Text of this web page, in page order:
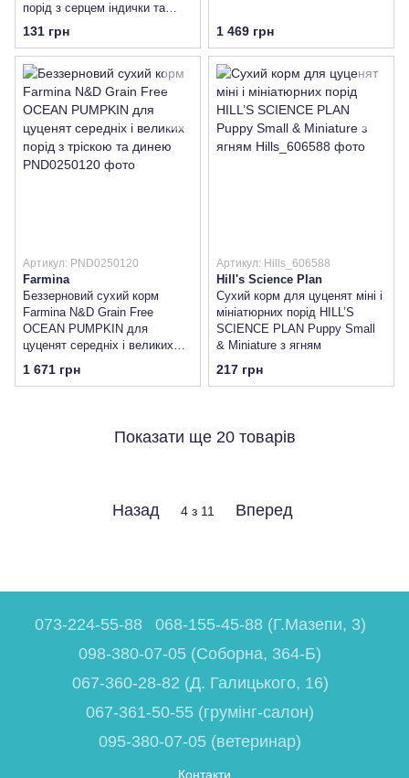
порід з серцем індички та
гусячою печінкою
131 грн 1 469 грн
Артикул: PND0250120
Farmina
Беззерновий сухий корм
Farmina N&D Grain Free
OCEAN PUMPKIN для
цуценят середніх і великих
порід з тріскою та динею
1 671 грн
Артикул: Hills_606588
Hill's Science Plan
Сухий корм для цуценят міні і
мініатюрних порід HILL’S
SCIENCE PLAN Puppy Small
& Miniature з ягням
217 грн
Показати ще 20 товарів
Назад 4 з 11 Вперед
073-224-55-88
068-155-45-88 (Г.Мазепи, 3)
098-380-07-05 (Соборна, 364-Б)
067-360-28-82 (Д. Галицького, 16)
067-361-50-55 (грумінг-салон)
095-380-07-05 (ветеринар)
Контакти